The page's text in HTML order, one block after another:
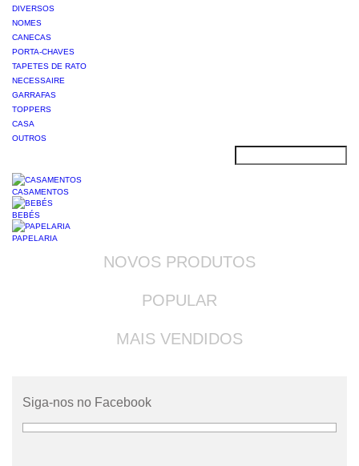
DIVERSOS
NOMES
CANECAS
PORTA-CHAVES
TAPETES DE RATO
NECESSAIRE
GARRAFAS
TOPPERS
CASA
OUTROS
CASAMENTOS
BEBÉS
PAPELARIA
NOVOS PRODUTOS
POPULAR
MAIS VENDIDOS
Siga-nos no Facebook